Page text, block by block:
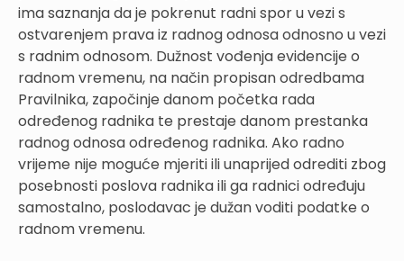
ima saznanja da je pokrenut radni spor u vezi s
ostvarenjem prava iz radnog odnosa odnosno u vezi
s radnim odnosom. Dužnost vođenja evidencije o
radnom vremenu, na način propisan odredbama
Pravilnika, započinje danom početka rada
određenog radnika te prestaje danom prestanka
radnog odnosa određenog radnika. Ako radno
vrijeme nije moguće mjeriti ili unaprijed odrediti zbog
posebnosti poslova radnika ili ga radnici određuju
samostalno, poslodavac je dužan voditi podatke o
radnom vremenu.